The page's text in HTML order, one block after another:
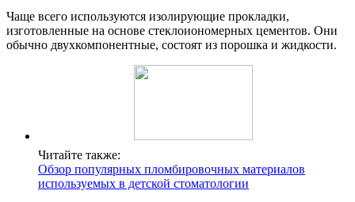
Чаще всего используются изолирующие прокладки,
изготовленные на основе стеклоиономерных цементов. Они
обычно двухкомпонентные, состоят из порошка и жидкости.
Читайте также:
Обзор популярных пломбировочных материалов
используемых в детской стоматологии